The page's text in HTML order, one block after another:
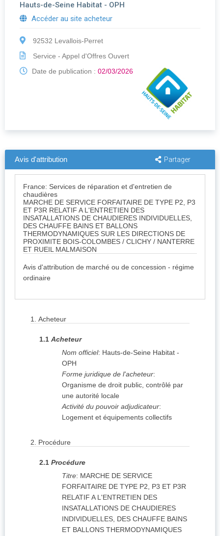
rueil malmaison
Hauts-de-Seine Habitat - OPH
Accéder au site acheteur
92532 Levallois-Perret
Service - Appel d'Offres Ouvert
Date de publication : 02/03/2026
Avis d'attribution Partager
France: Services de réparation et d'entretien de
chaudières
MARCHE DE SERVICE FORFAITAIRE DE TYPE P2, P3
ET P3R RELATIF A L'ENTRETIEN DES
INSATALLATIONS DE CHAUDIERES INDIVIDUELLES,
DES CHAUFFE BAINS ET BALLONS
THERMODYNAMIQUES SUR LES DIRECTIONS DE
PROXIMITE BOIS-COLOMBES / CLICHY / NANTERRE
ET RUEIL MALMAISON
Avis d'attribution de marché ou de concession - régime
ordinaire
1. Acheteur
1.1 Acheteur
Nom officiel: Hauts-de-Seine Habitat -
OPH
Forme juridique de l'acheteur:
Organisme de droit public, contrôlé par
une autorité locale
Activité du pouvoir adjudicateur:
Logement et équipements collectifs
2. Procédure
2.1 Procédure
Titre: MARCHE DE SERVICE
FORFAITAIRE DE TYPE P2, P3 ET P3R
RELATIF A L'ENTRETIEN DES
INSATALLATIONS DE CHAUDIERES
INDIVIDUELLES, DES CHAUFFE BAINS
ET BALLONS THERMODYNAMIQUES